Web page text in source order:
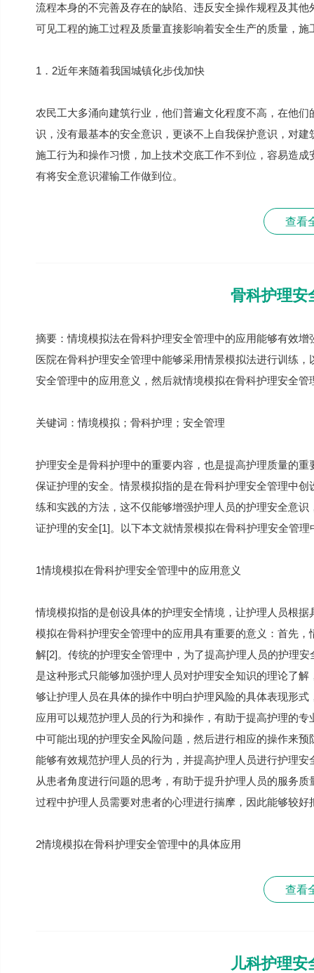
流程本身的不完善及存在的缺陷、违反安全操作规程及其
可见工程的施工过程及质量直接影响着安全生产的质量，
1．2近年来随着我国城镇化步伐加快
农民工大多涌向建筑行业，他们普遍文化程度不高，在他
识，没有最基本的安全意识，更谈不上自我保护意识，对
施工行为和操作习惯，加上技术交底工作不到位，容易造
有将安全意识灌输工作做到位。
查看
骨科护理安
摘要：情境模拟法在骨科护理安全管理中的应用能够有效
医院在骨科护理安全管理中能够采用情景模拟法进行训练
安全管理中的应用意义，然后就情境模拟在骨科护理安全
关键词：情境模拟；骨科护理；安全管理
护理安全是骨科护理中的重要内容，也是提高护理质量的
保证护理的安全。情景模拟指的是在骨科护理安全管理中
练和实践的方法，这不仅能够增强护理人员的护理安全意
证护理的安全[1]。以下本文就情景模拟在骨科护理安全管
1情境模拟在骨科护理安全管理中的应用意义
情境模拟指的是创设具体的护理安全情境，让护理人员根
模拟在骨科护理安全管理中的应用具有重要的意义：首先
解[2]。传统的护理安全管理中，为了提高护理人员的护理
是这种形式只能够加强护理人员对护理安全知识的理论了
够让护理人员在具体的操作中明白护理风险的具体表现形
应用可以规范护理人员的行为和操作，有助于提高护理的
中可能出现的护理安全风险问题，然后进行相应的操作来
能够有效规范护理人员的行为，并提高护理人员进行护理
从患者角度进行问题的思考，有助于提升护理人员的服务
过程中护理人员需要对患者的心理进行揣摩，因此能够较
2情境模拟在骨科护理安全管理中的具体应用
查看
儿科护理安